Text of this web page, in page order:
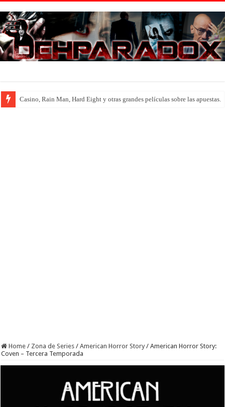
Introducción al maravilloso mundo de ‘Deadly Premonition’
Home / Zona de Series / American Horror Story / American Horror Story:
Coven – Tercera Temporada